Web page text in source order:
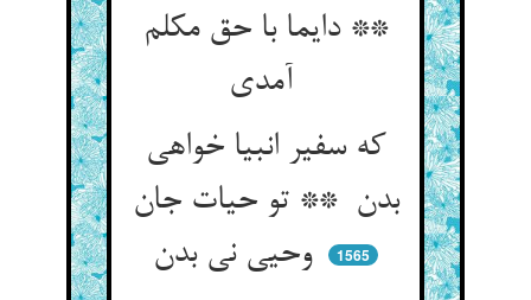
** دایما با حق مکلم
که سفیر انبیا خواهی
بدن ** تو حیات جان
وحیی نی بدن
1565